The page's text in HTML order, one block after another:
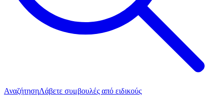
ΑναζήτησηΛάβετε συμβουλές από ειδικούς